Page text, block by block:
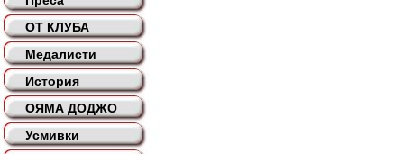
ОТ КЛУБА
Медалисти
История
ОЯМА ДОДЖО
Усмивки